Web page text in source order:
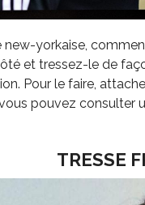
new-yorkaise,
et tressez-le de
Pour le faire,
pouvez consulter
TRESSE